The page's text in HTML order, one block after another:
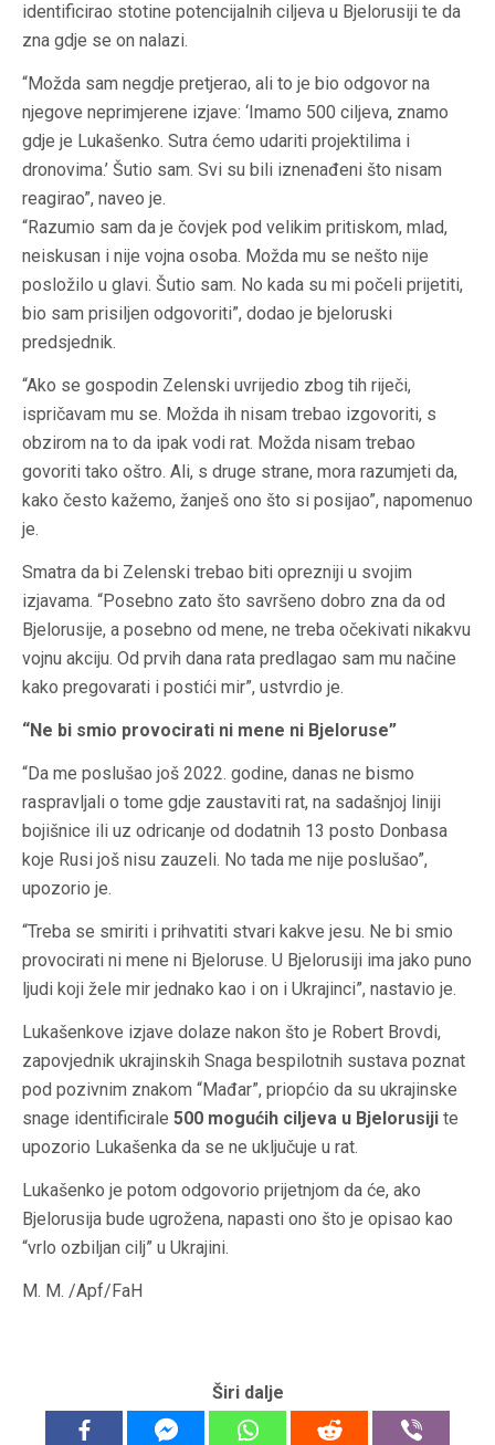
identificirao stotine potencijalnih ciljeva u Bjelorusiji te da
zna gdje se on nalazi.
“Možda sam negdje pretjerao, ali to je bio odgovor na
njegove neprimjerene izjave: ‘Imamo 500 ciljeva, znamo
gdje je Lukašenko. Sutra ćemo udariti projektilima i
dronovima.’ Šutio sam. Svi su bili iznenađeni što nisam
reagirao”, naveo je.
“Razumio sam da je čovjek pod velikim pritiskom, mlad,
neiskusan i nije vojna osoba. Možda mu se nešto nije
posložilo u glavi. Šutio sam. No kada su mi počeli prijetiti,
bio sam prisiljen odgovoriti”, dodao je bjeloruski
predsjednik.
“Ako se gospodin Zelenski uvrijedio zbog tih riječi,
ispričavam mu se. Možda ih nisam trebao izgovoriti, s
obzirom na to da ipak vodi rat. Možda nisam trebao
govoriti tako oštro. Ali, s druge strane, mora razumjeti da,
kako često kažemo, žanješ ono što si posijao”, napomenuo
je.
Smatra da bi Zelenski trebao biti oprezniji u svojim
izjavama. “Posebno zato što savršeno dobro zna da od
Bjelorusije, a posebno od mene, ne treba očekivati nikakvu
vojnu akciju. Od prvih dana rata predlagao sam mu načine
kako pregovarati i postići mir”, ustvrdio je.
“Ne bi smio provocirati ni mene ni Bjeloruse”
“Da me poslušao još 2022. godine, danas ne bismo
raspravljali o tome gdje zaustaviti rat, na sadašnjoj liniji
bojišnice ili uz odricanje od dodatnih 13 posto Donbasa
koje Rusi još nisu zauzeli. No tada me nije poslušao”,
upozorio je.
“Treba se smiriti i prihvatiti stvari kakve jesu. Ne bi smio
provocirati ni mene ni Bjeloruse. U Bjelorusiji ima jako puno
ljudi koji žele mir jednako kao i on i Ukrajinci”, nastavio je.
Lukašenkove izjave dolaze nakon što je Robert Brovdi,
zapovjednik ukrajinskih Snaga bespilotnih sustava poznat
pod pozivnim znakom “Mađar”, priopćio da su ukrajinske
snage identificirale 500 mogućih ciljeva u Bjelorusiji te
upozorio Lukašenka da se ne uključuje u rat.
Lukašenko je potom odgovorio prijetnjom da će, ako
Bjelorusija bude ugrožena, napasti ono što je opisao kao
“vrlo ozbiljan cilj” u Ukrajini.
M. M. /Apf/FaH
Širi dalje